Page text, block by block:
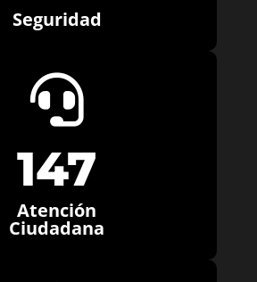
Seguridad

147
Atención
Ciudadana